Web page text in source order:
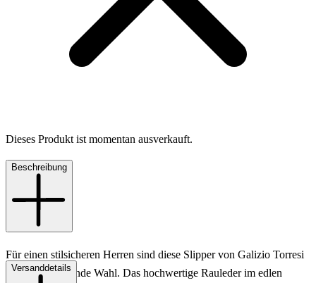
Dieses Produkt ist momentan ausverkauft.
Beschreibung
Für einen stilsicheren Herren sind diese Slipper von Galizio Torresi
eine hervorragende Wahl. Das hochwertige Rauleder im edlen
Versanddetails